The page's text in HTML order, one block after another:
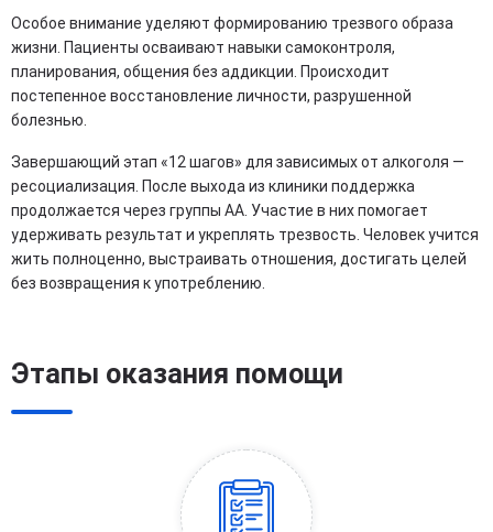
Особое внимание уделяют формированию трезвого образа
жизни. Пациенты осваивают навыки самоконтроля,
планирования, общения без аддикции. Происходит
постепенное восстановление личности, разрушенной
болезнью.
Завершающий этап «12 шагов» для зависимых от алкоголя —
ресоциализация. После выхода из клиники поддержка
продолжается через группы АА. Участие в них помогает
удерживать результат и укреплять трезвость. Человек учится
жить полноценно, выстраивать отношения, достигать целей
без возвращения к употреблению.
Этапы оказания помощи